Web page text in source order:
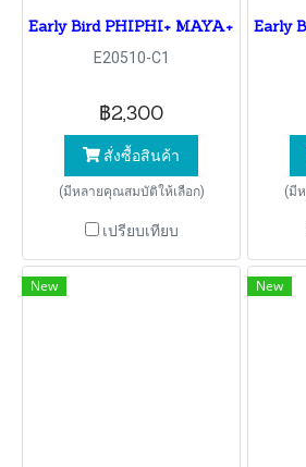
Early Bird PHIPHI+
E20510-C1
฿2,300
สั่งซื้อสินค้า
(มีหลายคุณสมบัติให้เลือก)
เปรียบเทียบ
Early
(มี
New New